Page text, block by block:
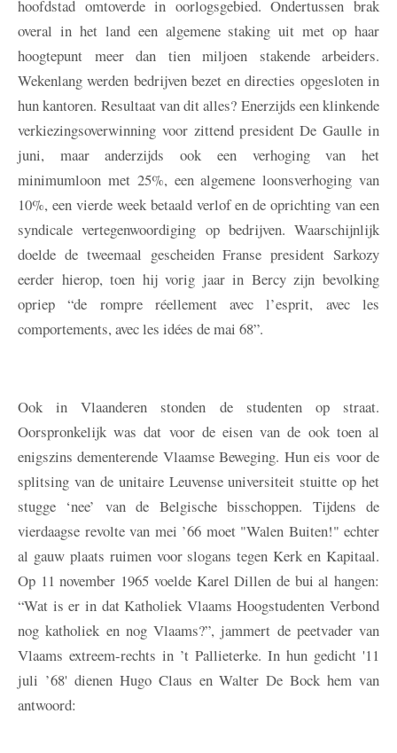
hoofdstad omtoverde in oorlogsgebied. Ondertussen brak
overal in het land een algemene staking uit met op haar
hoogtepunt meer dan tien miljoen stakende arbeiders.
Wekenlang werden bedrijven bezet en directies opgesloten in
hun kantoren. Resultaat van dit alles? Enerzijds een klinkende
verkiezingsoverwinning voor zittend president De Gaulle in
juni, maar anderzijds ook een verhoging van het
minimumloon met 25%, een algemene loonsverhoging van
10%, een vierde week betaald verlof en de oprichting van een
syndicale vertegenwoordiging op bedrijven. Waarschijnlijk
doelde de tweemaal gescheiden Franse president Sarkozy
eerder hierop, toen hij vorig jaar in Bercy zijn bevolking
opriep “de rompre réellement avec l’esprit, avec les
comportements, avec les idées de mai 68”.
Ook in Vlaanderen stonden de studenten op straat.
Oorspronkelijk was dat voor de eisen van de ook toen al
enigszins dementerende Vlaamse Beweging. Hun eis voor de
splitsing van de unitaire Leuvense universiteit stuitte op het
stugge ‘nee’ van de Belgische bisschoppen. Tijdens de
vierdaagse revolte van mei ’66 moet "Walen Buiten!" echter
al gauw plaats ruimen voor slogans tegen Kerk en Kapitaal.
Op 11 november 1965 voelde Karel Dillen de bui al hangen:
“Wat is er in dat Katholiek Vlaams Hoogstudenten Verbond
nog katholiek en nog Vlaams?”, jammert de peetvader van
Vlaams extreem-rechts in ’t Pallieterke. In hun gedicht '11
juli ’68' dienen Hugo Claus en Walter De Bock hem van
antwoord: